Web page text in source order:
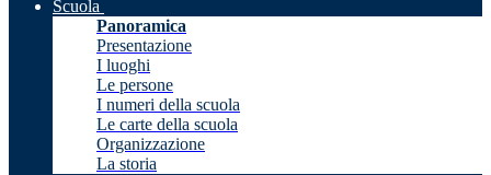
Scuola
Panoramica
Presentazione
I luoghi
Le persone
I numeri della scuola
Le carte della scuola
Organizzazione
La storia